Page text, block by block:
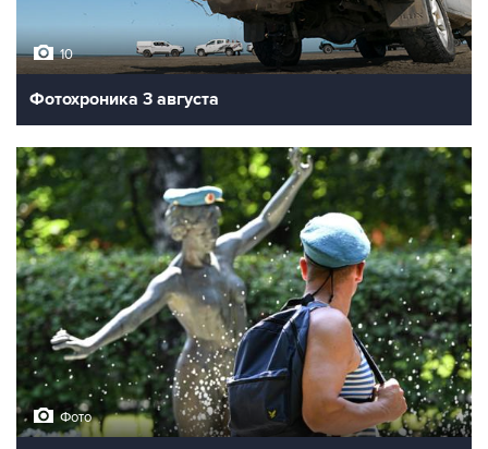
10
Фотохроника 3 августа
Фото